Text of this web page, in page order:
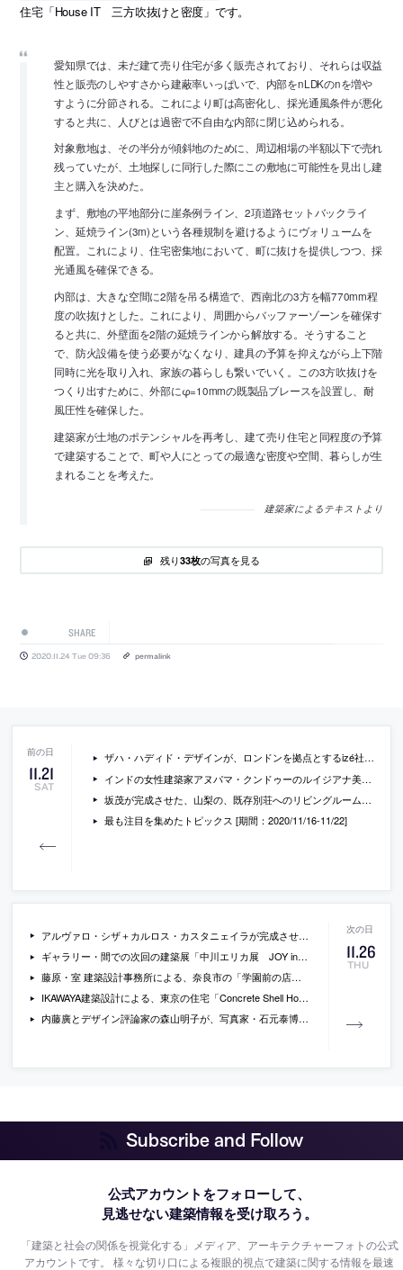
住宅「House IT 三方吹抜けと密度」です。
愛知県では、未だ建て売り住宅が多く販売されており、それらは収益
性と販売のしやすさから建蔽率いっぱいで、内部をnLDKのnを増や
すように分節される。これにより町は高密化し、採光通風条件が悪化
すると共に、人びとは過密で不自由な内部に閉じ込められる。
対象敷地は、その半分が傾斜地のために、周辺相場の半額以下で売れ
残っていたが、土地探しに同行した際にこの敷地に可能性を見出し建
主と購入を決めた。
まず、敷地の平地部分に崖条例ライン、2項道路セットバックライ
ン、延焼ライン(3m)という各種規制を避けるようにヴォリュームを
配置。これにより、住宅密集地において、町に抜けを提供しつつ、採
光通風を確保できる。
内部は、大きな空間に2階を吊る構造で、西南北の3方を幅770mm程
度の吹抜けとした。これにより、周囲からバッファーゾーンを確保す
ると共に、外壁面を2階の延焼ラインから解放する。そうすること
で、防火設備を使う必要がなくなり、建具の予算を抑えながら上下階
同時に光を取り入れ、家族の暮らしも繋いでいく。この3方吹抜けを
つくり出すために、外部にφ=10mmの既製品ブレースを設置し、耐
風圧性を確保した。
建築家が土地のポテンシャルを再考し、建て売り住宅と同程度の予算
で建築することで、町や人にとっての最適な密度や空間、暮らしが生
まれることを考えた。
建築家によるテキストより
残り33枚の写真を見る
SHARE
2020.11.24 Tue 09:36 permalink
11.21
SAT
ザハ・ハディド・デザインが、ロンドンを拠点とするizé社の為にデザインしたレバーハンドル「NEXXA01」
インドの女性建築家アヌパマ・クンドゥーのルイジアナ美術館での建築展「Taking Time」の会場写真。ヴェネチアビエンナーレ国際建築展への参加経験もある建築家
坂茂が完成させた、山梨の、既存別荘へのリビングルーム増築「小淵沢の家」の写真
最も注目を集めたトピックス [期間：2020/11/16-11/22]
11.26
THU
アルヴァロ・シザ＋カルロス・カスタニェイラが完成させた、中国・寧波市のミュージアム「MoAE – Huamao Museum of Art Education」の写真と図面
ギャラリー・間での次回の建築展「中川エリカ展 JOY in Architecture」の概要が公開。新型コロナウイルス感染拡大防止の為、事前予約制ので開催
藤原・室 建築設計事務所による、奈良市の「学園前の店舗＋住宅」
IKAWAYA建築設計による、東京の住宅「Concrete Shell House」
内藤廣とデザイン評論家の森山明子が、写真家・石元泰博について語っている動画
Subscribe and Follow
公式アカウントをフォローして、
見逃せない建築情報を受け取ろう。
「建築と社会の関係を視覚化する」メディア、アーキテクチャーフォトの公式
アカウントです。様々な切り口による複眼的視点で建築に関する情報を最速